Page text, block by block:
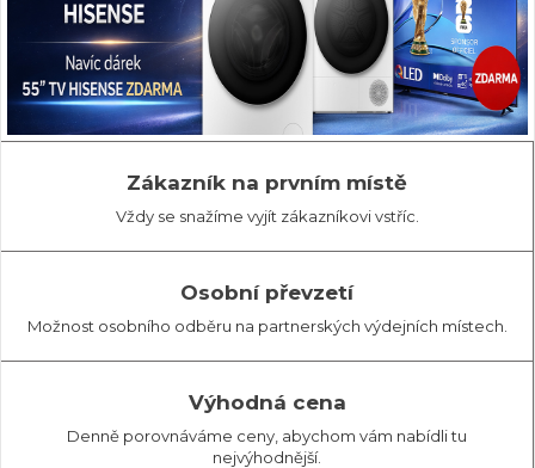
Zákazník na prvním místě
Vždy se snažíme vyjít zákazníkovi vstříc.
Osobní převzetí
Možnost osobního odběru na partnerských výdejních místech.
Výhodná cena
Denně porovnáváme ceny, abychom vám nabídli tu
nejvýhodnější.